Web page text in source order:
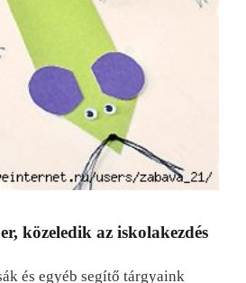
közeledik az iskolakezdés
és egyéb segítő tárgyaink